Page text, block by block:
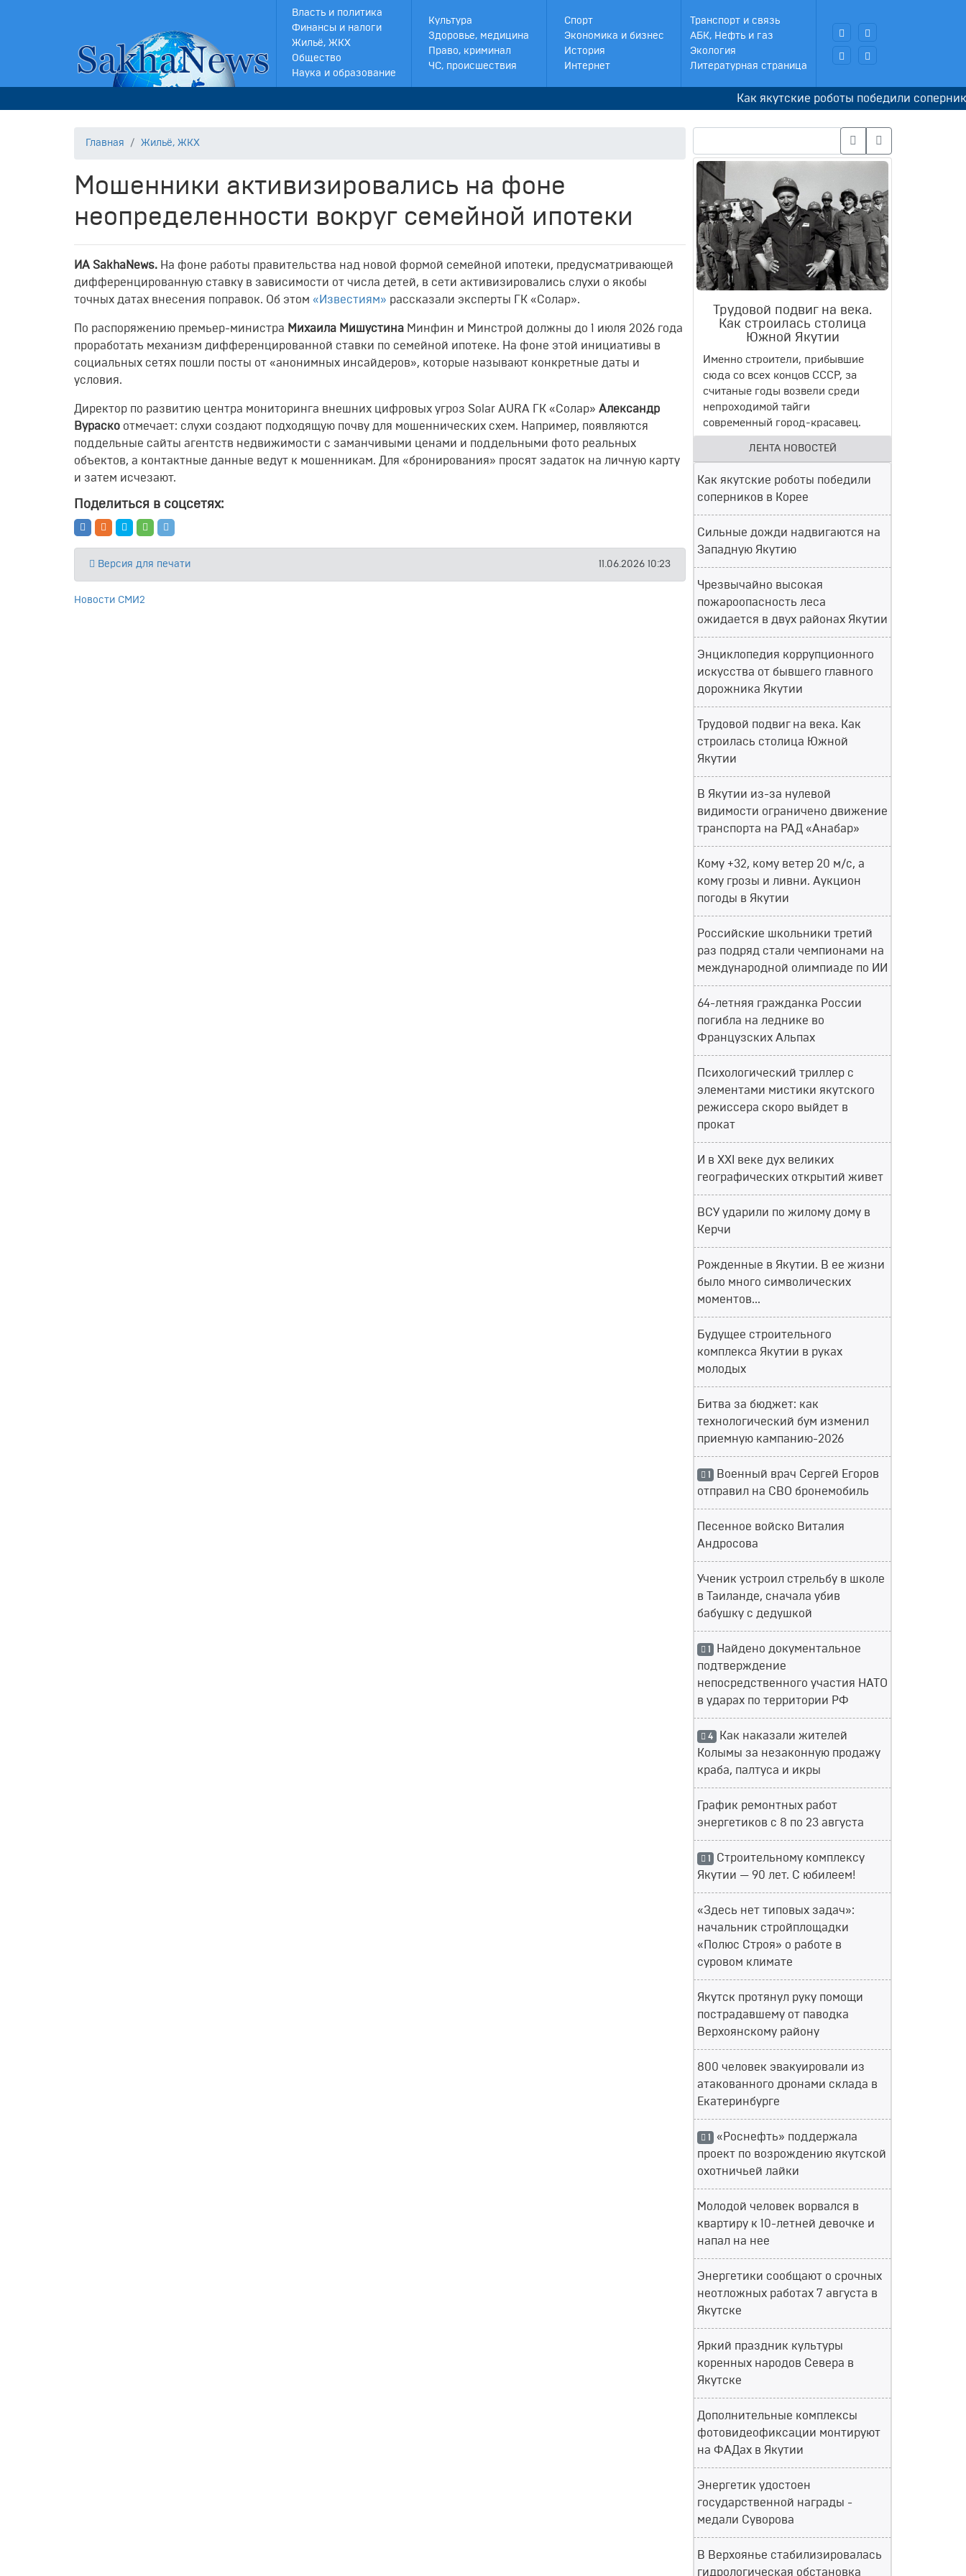
Власть и политика
Финансы и налоги
Жильё, ЖКХ
Общество
Наука и образование
Культура
Здоровье, медицина
Право, криминал
ЧС, происшествия
Спорт
Экономика и бизнес
История
Интернет
Транспорт и связь
АБК, Нефть и газ
Экология
Литературная страница
Как якутские роботы победили соперников в
Главная Жильё, ЖКХ
Мошенники активизировались на фоне
неопределенности вокруг семейной ипотеки
ИА SakhaNews. На фоне работы правительства над новой формой семейной ипотеки, предусматривающей
дифференцированную ставку в зависимости от числа детей, в сети активизировались слухи о якобы
точных датах внесения поправок. Об этом «Известиям» рассказали эксперты ГК «Солар».
По распоряжению премьер-министра Михаила Мишустина Минфин и Минстрой должны до 1 июля 2026 года
проработать механизм дифференцированной ставки по семейной ипотеке. На фоне этой инициативы в
социальных сетях пошли посты от «анонимных инсайдеров», которые называют конкретные даты и
условия.
Директор по развитию центра мониторинга внешних цифровых угроз Solar AURA ГК «Солар» Александр
Вураско отмечает: слухи создают подходящую почву для мошеннических схем. Например, появляются
поддельные сайты агентств недвижимости с заманчивыми ценами и поддельными фото реальных
объектов, а контактные данные ведут к мошенникам. Для «бронирования» просят задаток на личную карту
и затем исчезают.
Поделиться в соцсетях:
Версия для печати 11.06.2026 10:23
Новости СМИ2
Трудовой подвиг на века.
Как строилась столица
Южной Якутии
Именно строители, прибывшие
сюда со всех концов СССР, за
считаные годы возвели среди
непроходимой тайги
современный город-красавец.
ЛЕНТА НОВОСТЕЙ
Как якутские роботы победили
соперников в Корее
Сильные дожди надвигаются на
Западную Якутию
Чрезвычайно высокая
пожароопасность леса
ожидается в двух районах Якутии
Энциклопедия коррупционного
искусства от бывшего главного
дорожника Якутии
Трудовой подвиг на века. Как
строилась столица Южной
Якутии
В Якутии из-за нулевой
видимости ограничено движение
транспорта на РАД «Анабар»
Кому +32, кому ветер 20 м/с, а
кому грозы и ливни. Аукцион
погоды в Якутии
Российские школьники третий
раз подряд стали чемпионами на
международной олимпиаде по ИИ
64-летняя гражданка России
погибла на леднике во
Французских Альпах
Психологический триллер с
элементами мистики якутского
режиссера скоро выйдет в
прокат
И в XXI веке дух великих
географических открытий живет
ВСУ ударили по жилому дому в
Керчи
Рожденные в Якутии. В ее жизни
было много символических
моментов...
Будущее строительного
комплекса Якутии в руках
молодых
Битва за бюджет: как
технологический бум изменил
приемную кампанию-2026
1 Военный врач Сергей Егоров
отправил на СВО бронемобиль
Песенное войско Виталия
Андросова
Ученик устроил стрельбу в школе
в Таиланде, сначала убив
бабушку с дедушкой
1 Найдено документальное
подтверждение
непосредственного участия НАТО
в ударах по территории РФ
4 Как наказали жителей
Колымы за незаконную продажу
краба, палтуса и икры
График ремонтных работ
энергетиков с 8 по 23 августа
1 Строительному комплексу
Якутии — 90 лет. С юбилеем!
«Здесь нет типовых задач»:
начальник стройплощадки
«Полюс Строя» о работе в
суровом климате
Якутск протянул руку помощи
пострадавшему от паводка
Верхоянскому району
800 человек эвакуировали из
атакованного дронами склада в
Екатеринбурге
1 «Роснефть» поддержала
проект по возрождению якутской
охотничьей лайки
Молодой человек ворвался в
квартиру к 10-летней девочке и
напал на нее
Энергетики сообщают о срочных
неотложных работах 7 августа в
Якутске
Яркий праздник культуры
коренных народов Севера в
Якутске
Дополнительные комплексы
фотовидеофиксации монтируют
на ФАДах в Якутии
Энергетик удостоен
государственной награды -
медали Суворова
В Верхоянье стабилизировалась
гидрологическая обстановка